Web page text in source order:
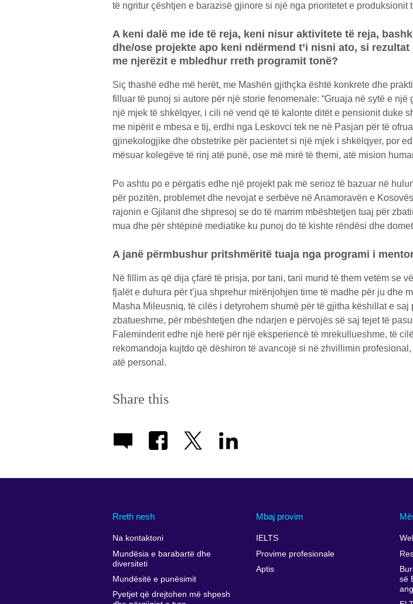
të ngritur çështjen e barazisë gjinore si një nga prioritetet e produksionit
A keni dalë me ide të reja, keni nisur aktivitete të reja,
dhe/ose projekte apo keni ndërmend t’i nisni ato, si
me njerëzit e mbledhur rreth programit tonë?
Siç thashë edhe më herët, me Mashën gjithçka është konkrete dhe
filluar të punoj si autore për një storie fenomenale: “Gruaja në sytë e një
një mjek të shkëlqyer, i cili në vend që të kalonte ditët e pensionit duke
me nipërit e mbesa e tij, erdhi nga Leskovci tek ne në Pasjan për të
gjinekologjike dhe obstetrike për pacientet si një mjek i shkëlqyer, por
mësuar kolegëve të rinj atë punë, ose më mirë të themi, atë mision
Po ashtu po e përgatis edhe një projekt pak më serioz të bazuar në
për pozitën, problemet dhe nevojat e serbëve në Anamoravën e
rajonin e Gjilanit dhe shpresoj se do të marrim mbështetjen tuaj për
mua dhe për shtëpinë mediatike ku punoj do të kishte rëndësi dhe
A janë përmbushur pritshmëritë tuaja nga programi i
Në fillim as që dija çfarë të prisja, por tani, tani mund të them vetëm se
fjalët e duhura për t’jua shprehur mirënjohjen time të madhe për ju dhe
Masha Mileusniq, të cilës i detyrohem shumë për të gjitha këshillat e saj
zbatueshme, për mbështetjen dhe ndarjen e përvojës së saj tejet të
Faleminderit edhe një herë për një eksperiencë të mrekullueshme, të
rekomandoja kujtdo që dëshiron të avancojë si në zhvillimin
atë personal.
Share this
Rreth nesh
Na kontaktoni
Mundësia e barabartë dhe
diversiteti
Mundësitë e punësimit
Pyetjet që drejtohen më shpesh
Mbaj provim
IELTS
Provime profesionale
Aptis
së